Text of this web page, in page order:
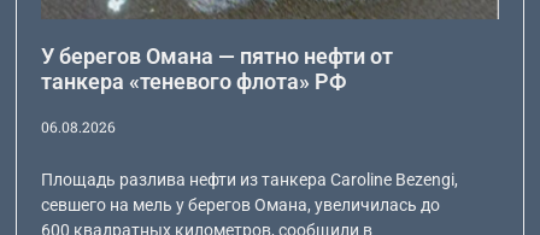
У берегов Омана — пятно нефти от
танкера «теневого флота» РФ
06.08.2026
Площадь разлива нефти из танкера Caroline Bezengi,
севшего на мель у берегов Омана, увеличилась до
600 квадратных километров, сообщили в